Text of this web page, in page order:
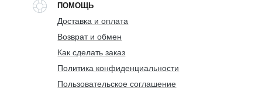
ПОМОЩЬ
Доставка и оплата
Возврат и обмен
Как сделать заказ
Политика конфиденциальности
Пользовательское соглашение